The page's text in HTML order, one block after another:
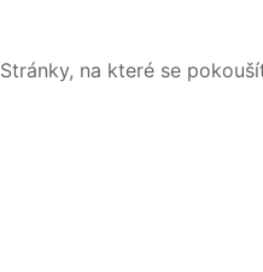
Stránky, na které se